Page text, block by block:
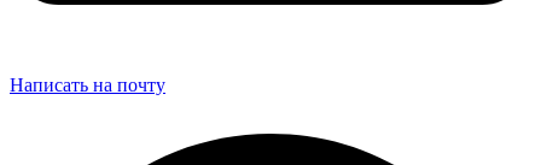
Написать на почту